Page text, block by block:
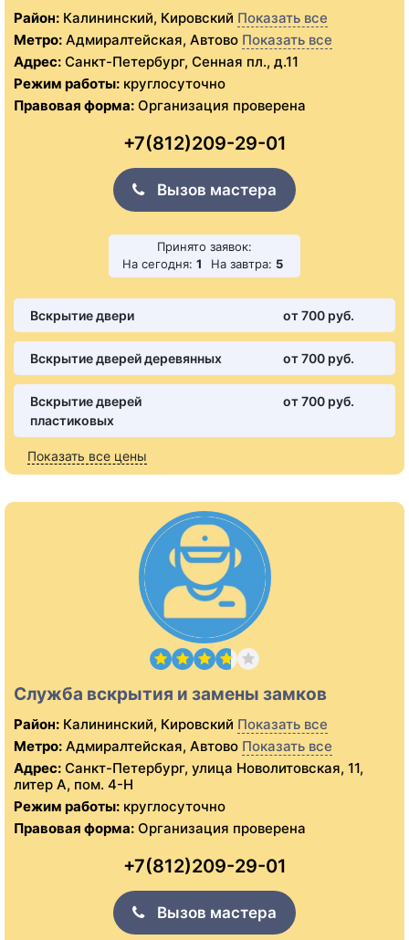
Район: Калининский, Кировский Показать все
Метро: Адмиралтейская, Автово Показать все
Адрес: Санкт-Петербург, Сенная пл., д.11
Режим работы: круглосуточно
Правовая форма: Организация проверена
+7(812)209-29-01
Вызов мастера
Принято заявок:
На сегодня: 1 На завтра: 5
Вскрытие двери от 700 pуб.
Вскрытие дверей деревянных от 700 pуб.
Вскрытие дверей
пластиковых
от 700 pуб.
Показать все цены
Служба вскрытия и замены замков
Район: Калининский, Кировский Показать все
Метро: Адмиралтейская, Автово Показать все
Адрес: Санкт-Петербург, улица Новолитовская, 11,
литер А, пом. 4-Н
Режим работы: круглосуточно
Правовая форма: Организация проверена
+7(812)209-29-01
Вызов мастера